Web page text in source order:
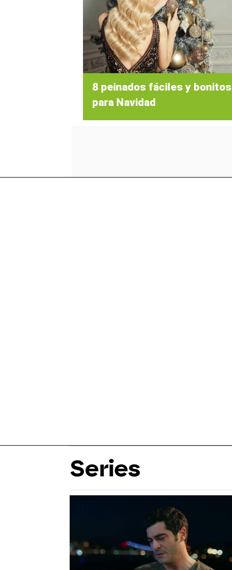
8 peinados fáciles y bonitos
para Navidad
Series